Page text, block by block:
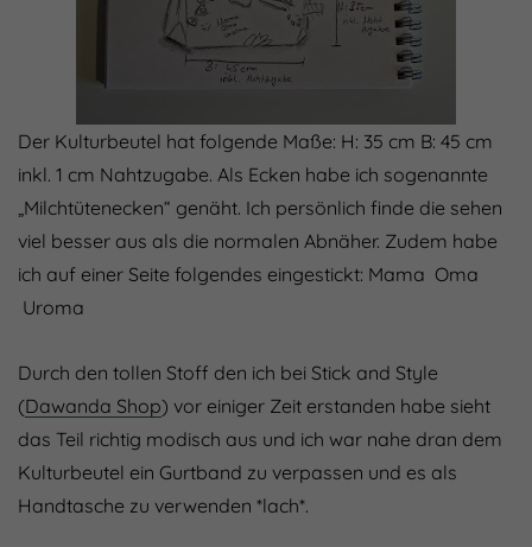
Der Kulturbeutel hat folgende Maße: H: 35 cm B: 45 cm
inkl. 1 cm Nahtzugabe. Als Ecken habe ich sogenannte
„Milchtütenecken“ genäht. Ich persönlich finde die sehen
viel besser aus als die normalen Abnäher. Zudem habe
ich auf einer Seite folgendes eingestickt: Mama Oma
Uroma
Durch den tollen Stoff den ich bei Stick and Style
(Dawanda Shop) vor einiger Zeit erstanden habe sieht
das Teil richtig modisch aus und ich war nahe dran dem
Kulturbeutel ein Gurtband zu verpassen und es als
Handtasche zu verwenden *lach*.